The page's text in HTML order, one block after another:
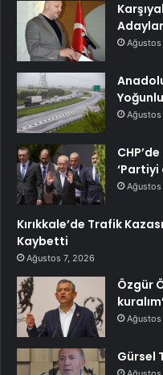
Ağustos
Ağustos
Kırıkkale’de Trafik
Kaybetti
Ağustos 7, 2026
Özgür
Ağustos
Gürsel